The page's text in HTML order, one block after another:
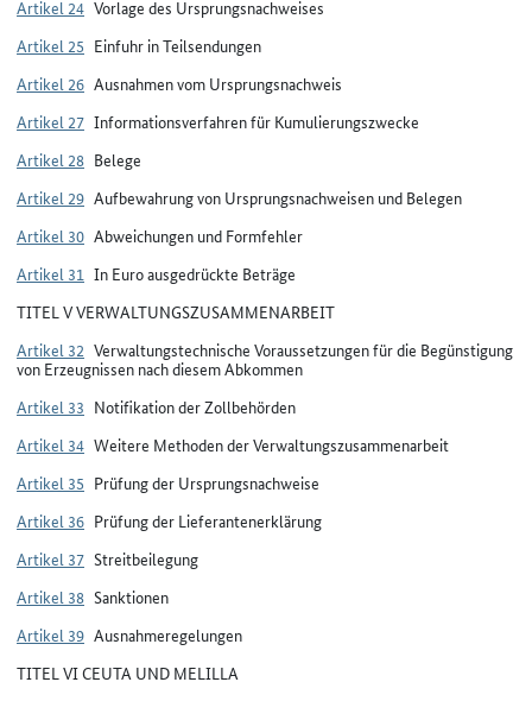
Artikel 24 Vorlage des Ursprungsnachweises
Artikel 25 Einfuhr in Teilsendungen
Artikel 26 Ausnahmen vom Ursprungsnachweis
Artikel 27 Informationsverfahren für Kumulierungszwecke
Artikel 28 Belege
Artikel 29 Aufbewahrung von Ursprungsnachweisen und Belegen
Artikel 30 Abweichungen und Formfehler
Artikel 31 In Euro ausgedrückte Beträge
TITEL V VERWALTUNGSZUSAMMENARBEIT
Artikel 32 Verwaltungstechnische Voraussetzungen für die Begünstigung
von Erzeugnissen nach diesem Abkommen
Artikel 33 Notifikation der Zollbehörden
Artikel 34 Weitere Methoden der Verwaltungszusammenarbeit
Artikel 35 Prüfung der Ursprungsnachweise
Artikel 36 Prüfung der Lieferantenerklärung
Artikel 37 Streitbeilegung
Artikel 38 Sanktionen
Artikel 39 Ausnahmeregelungen
TITEL VI CEUTA UND MELILLA